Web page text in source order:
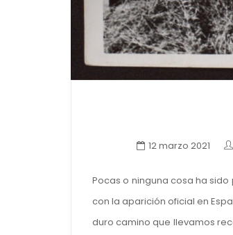
12 marzo 2021
Pocas o ninguna cosa ha
con la aparición oficial en
duro camino que llevamos